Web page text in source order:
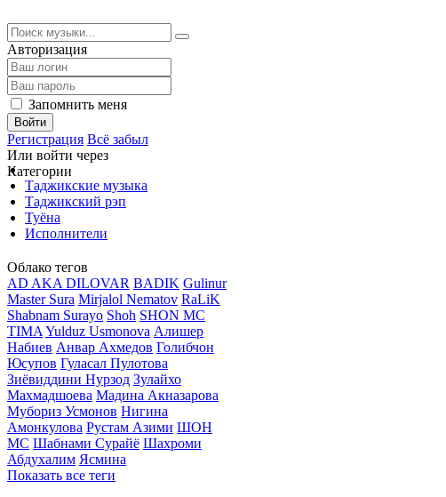
Авторизация
Запомнить меня
Войти
Регистрация Всё забыл
Или войти через
Категории
Таджикские музыка
Таджикский рэп
Туёна
Исполнители
Облако тегов
AD AKA DILOVAR BADIK Gulinur
Master Sura Mirjalol Nematov RaLiK
Shabnam Surayo Shoh SHON MC
TIMA Yulduz Usmonova Алишер
Набиев Анвар Ахмедов Голибчон
Юсупов Гуласал Пулотова
Зиёвиддини Нурзод Зулайхо
Махмадшоева Мадина Акназарова
Мубориз Усмонов Нигина
Амонкулова Рустам Азими ШОН
МС Шабнами Сурайё Шахроми
Абдухалим Ясмина
Показать все теги